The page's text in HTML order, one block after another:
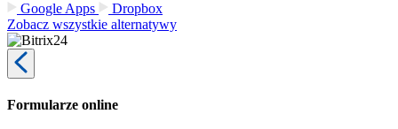
Google Apps
Dropbox
Zobacz wszystkie alternatywy
Formularze online